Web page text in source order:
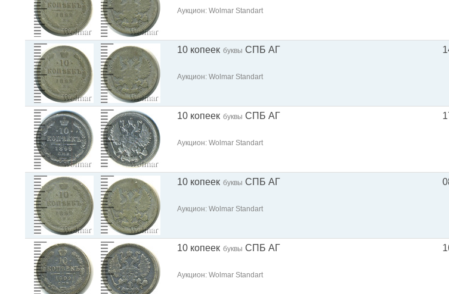
Аукцион: Wolmar Standart
10 копеек буквы СПБ АГ
Аукцион: Wolmar Standart
10 копеек буквы СПБ АГ
Аукцион: Wolmar Standart
10 копеек буквы СПБ АГ
Аукцион: Wolmar Standart
10 копеек буквы СПБ АГ
Аукцион: Wolmar Standart